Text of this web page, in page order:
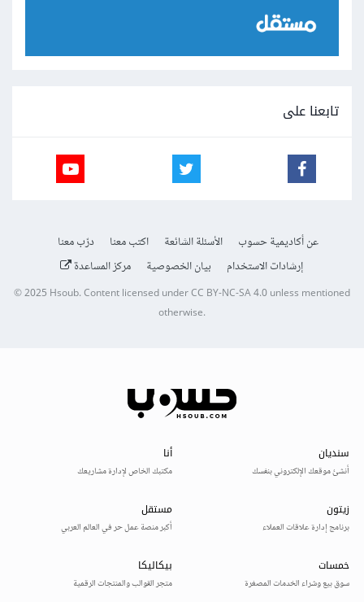
تابعنا على
عن أكاديمية حسوب الأسئلة الشائعة اكتب معنا
درّب معنا
إرشادات الاستخدام
بيان الخصوصية مركز المساعدة
© 2025Hsoub.Content licensed underCC BY-NC-SA 4.0unless mentioned
otherwise.